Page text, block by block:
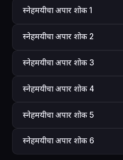
स्नेहमयीचा अपार शोक 1
स्नेहमयीचा अपार शोक 2
स्नेहमयीचा अपार शोक 3
स्नेहमयीचा अपार शोक 4
स्नेहमयीचा अपार शोक 5
स्नेहमयीचा अपार शोक 6